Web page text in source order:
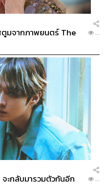
ตูมจากภาพยนตร์ The
...
ะกลับมารวมตัวกันอีก
...